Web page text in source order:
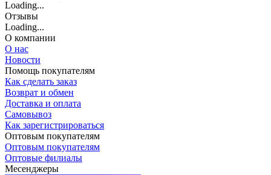
Loading...
Отзывы
Loading...
О компании
О нас
Новости
Помощь покупателям
Как сделать заказ
Возврат и обмен
Доставка и оплата
Самовывоз
Как зарегистрироваться
Оптовым покупателям
Оптовым покупателям
Оптовые филиалы
Месенджеры